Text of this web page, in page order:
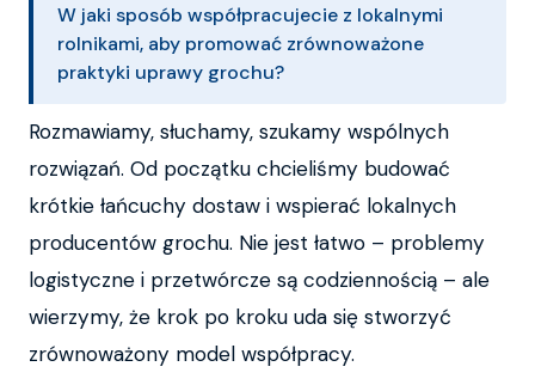
W jaki sposób współpracujecie z lokalnymi
rolnikami, aby promować zrównoważone
praktyki uprawy grochu?
Rozmawiamy, słuchamy, szukamy wspólnych
rozwiązań. Od początku chcieliśmy budować
krótkie łańcuchy dostaw i wspierać lokalnych
producentów grochu. Nie jest łatwo – problemy
logistyczne i przetwórcze są codziennością – ale
wierzymy, że krok po kroku uda się stworzyć
zrównoważony model współpracy.